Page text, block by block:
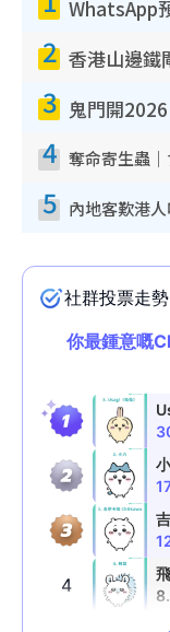
2
3
4
5